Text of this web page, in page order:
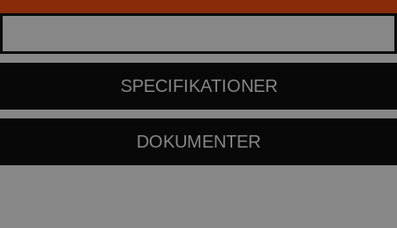
SPECIFIKATIONER
DOKUMENTER